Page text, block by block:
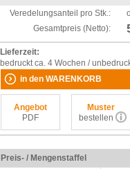
Veredelungsanteil pro Stk.:
Gesamtpreis (Netto):
Lieferzeit:
bedruckt ca. 4 Wochen /
in den WARENKORB
Angebot
PDF
Muster
bestellen
Preis- / Mengenstaffel